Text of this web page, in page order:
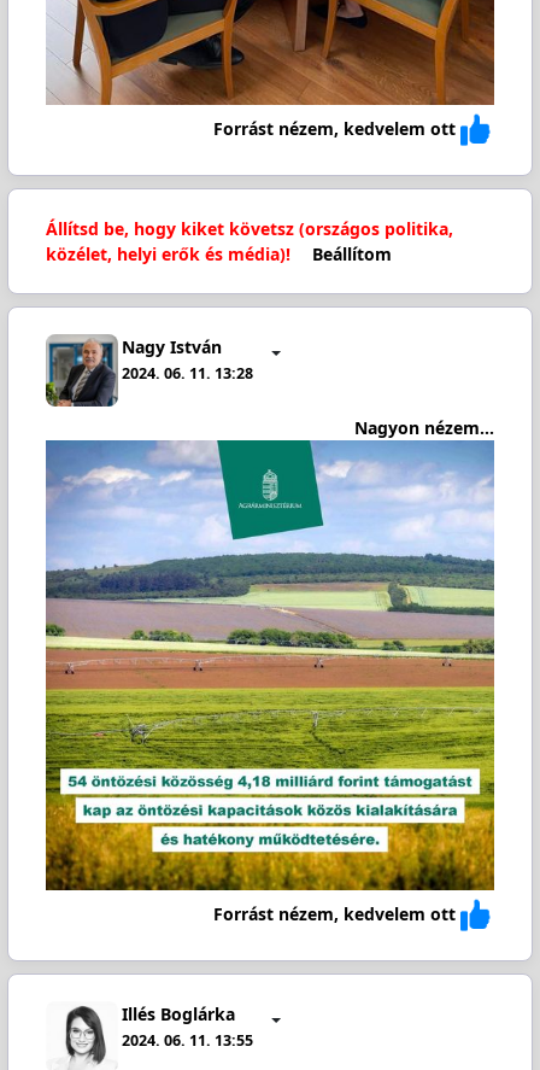
Forrást nézem, kedvelem ott
Állítsd be, hogy kiket követsz (országos politika,
közélet, helyi erők és média)!
Beállítom
Nagy István
2024. 06. 11. 13:28
Nagyon nézem...
Forrást nézem, kedvelem ott
Illés Boglárka
2024. 06. 11. 13:55